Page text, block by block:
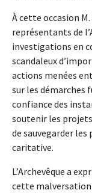
À cette occasion
représentants de
investigations en
scandaleux
actions menées
sur les démarches
confiance des
soutenir les
de sauvegarder les
caritative.
L’Archevêque a
cette malversation